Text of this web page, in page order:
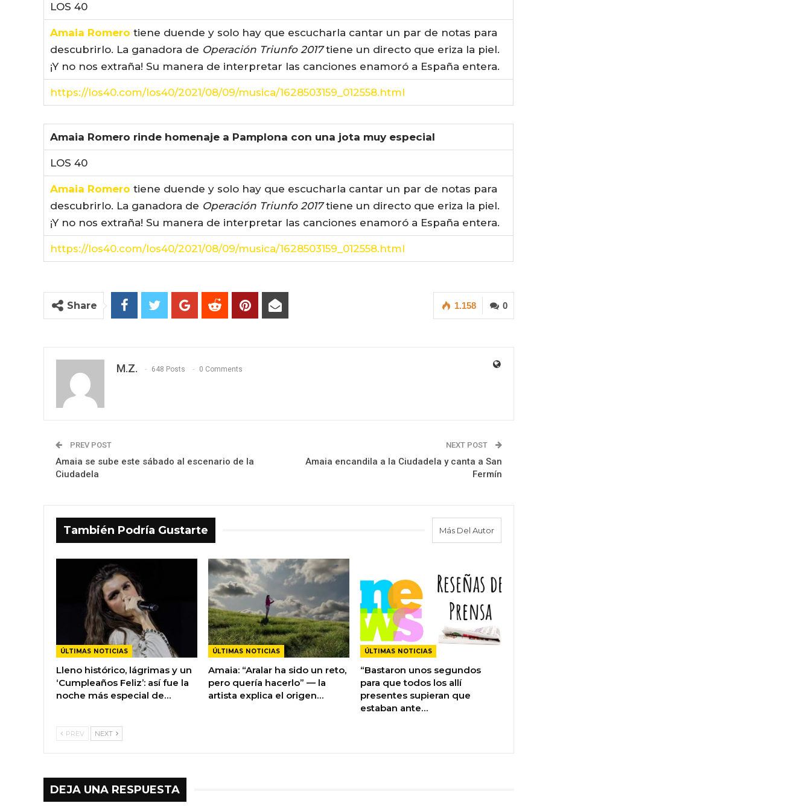
LOS 40
Amaia Romero tiene duende y solo hay que escucharla cantar un par de notas para
descubrirlo. La ganadora de Operación Triunfo 2017tiene un directo que eriza la piel.
¡Y no nos extraña! Su manera de interpretar las canciones enamoró a España entera.
https://los40.com/los40/2021/08/09/musica/1628503159_012558.html
Amaia Romero rinde homenaje a Pamplona con una jota muy especial
LOS 40
Amaia Romero tiene duende y solo hay que escucharla cantar un par de notas para
descubrirlo. La ganadora de Operación Triunfo 2017tiene un directo que eriza la piel.
¡Y no nos extraña! Su manera de interpretar las canciones enamoró a España entera.
https://los40.com/los40/2021/08/09/musica/1628503159_012558.html
0
1.158
Share
M.Z. 648 Posts 0 Comments
PREV POST
Amaia se sube este sábado al escenario de la
Ciudadela
NEXT POST
Amaia encandila a la Ciudadela y canta a San
Fermín
También Podría Gustarte Más Del Autor
ÚLTIMAS NOTICIAS
Lleno histórico, lágrimas y un
‘Cumpleaños Feliz’: así fue la
noche más especial de…
ÚLTIMAS NOTICIAS
Amaia: “Aralar ha sido un reto,
pero quería hacerlo” — la
artista explica el origen…
ÚLTIMAS NOTICIAS
“Bastaron unos segundos
para que todos los allí
presentes supieran que
estaban ante…
PREV NEXT
DEJA UNA RESPUESTA